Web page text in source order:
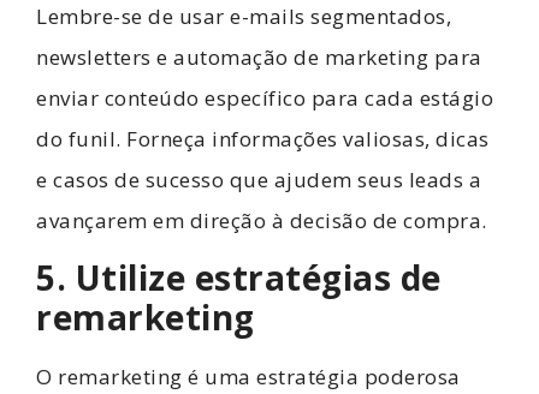
Lembre-se de usar e-mails segmentados,
newsletters e automação de marketing para
enviar conteúdo específico para cada estágio
do funil. Forneça informações valiosas, dicas
e casos de sucesso que ajudem seus leads a
avançarem em direção à decisão de compra.
5. Utilize estratégias de
remarketing
O remarketing é uma estratégia poderosa